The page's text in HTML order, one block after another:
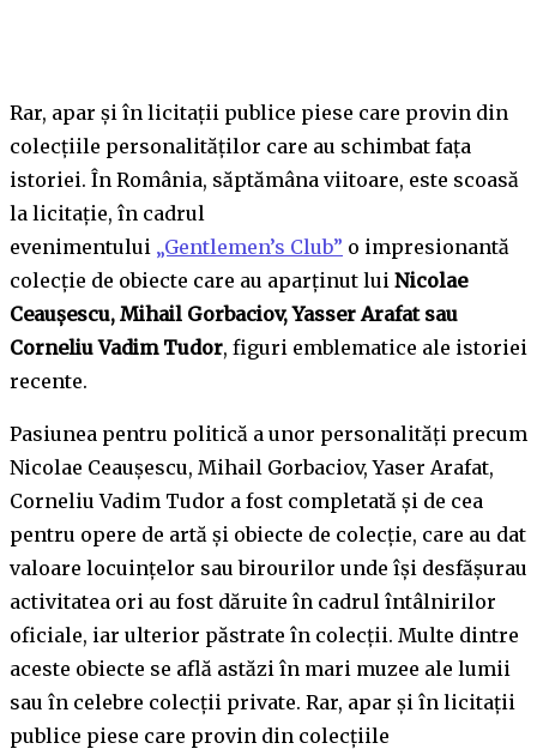
Rar, apar și în licitații publice piese care provin din
colecțiile personalităților care au schimbat fața
istoriei. În România, săptămâna viitoare, este scoasă
la licitație, în cadrul
evenimentului „Gentlemen’s Club” o impresionantă
colecție de obiecte care au aparținut lui Nicolae
Ceaușescu, Mihail Gorbaciov, Yasser Arafat sau
Corneliu Vadim Tudor, figuri emblematice ale istoriei
recente.
Pasiunea pentru politică a unor personalități precum
Nicolae Ceaușescu, Mihail Gorbaciov, Yaser Arafat,
Corneliu Vadim Tudor a fost completată și de cea
pentru opere de artă și obiecte de colecție, care au dat
valoare locuințelor sau birourilor unde își desfășurau
activitatea ori au fost dăruite în cadrul întâlnirilor
oficiale, iar ulterior păstrate în colecții. Multe dintre
aceste obiecte se află astăzi în mari muzee ale lumii
sau în celebre colecții private. Rar, apar și în licitații
publice piese care provin din colecțiile